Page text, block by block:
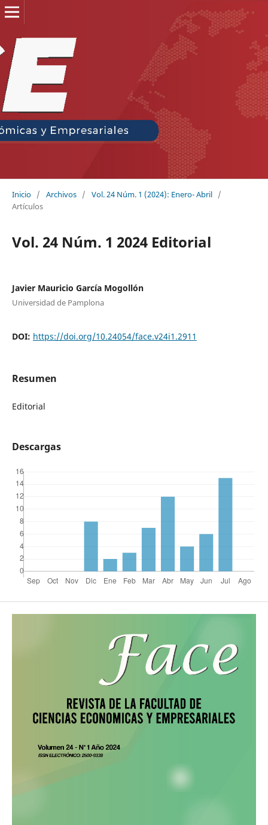
Inicio / Archivos / Vol. 24 Núm. 1 (2024): Enero- Abril /
Artículos
Vol. 24 Núm. 1 2024 Editorial
Javier Mauricio García Mogollón
Universidad de Pamplona
DOI: https://doi.org/10.24054/face.v24i1.2911
Resumen
Editorial
Descargas